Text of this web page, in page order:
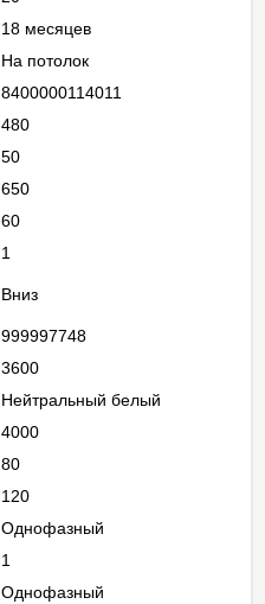
18 месяцев
На потолок
8400000114011
480
50
650
60
1
Вниз
999997748
3600
Нейтральный белый
4000
80
120
Однофазный
1
Однофазный